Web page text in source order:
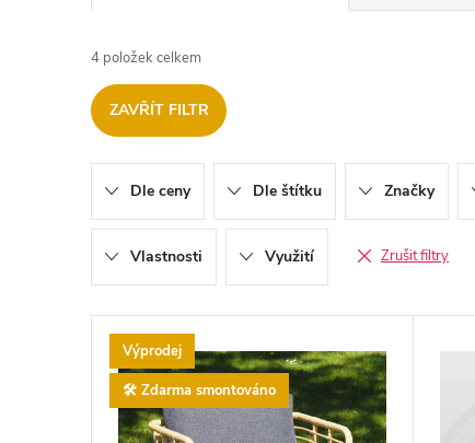
a
z
e
n
í
p
o
4 položek celkem
ZAVŘÍT FILTR
Dle ceny Dle štítku Značky
Vlastnosti Využití Zrušit filtry
V
ý
Výprodej
🛠️ Zdarma smontováno